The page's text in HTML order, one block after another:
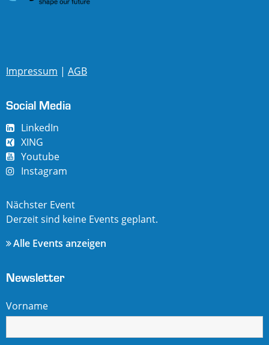
Impressum | AGB
Social Media
LinkedIn
XING
Youtube
Instagram
Nächster Event
Derzeit sind keine Events geplant.
Alle Events anzeigen
Newsletter
Vorname